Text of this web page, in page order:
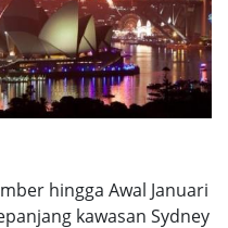
hingga Awal Januari
kawasan Sydney